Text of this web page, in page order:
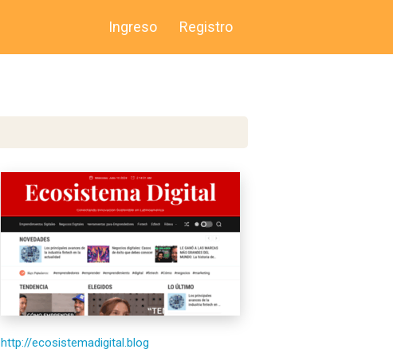
Ingreso Registro
http://ecosistemadigital.blog